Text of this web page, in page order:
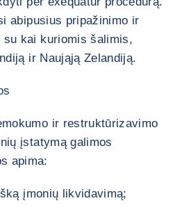
abipusius pripažinimo ir
kai kuriomis šalimis,
ir Naująją Zelandiją.
ir restruktūrizavimo
įstatymą galimos
apima:
įmonių likvidavimą;